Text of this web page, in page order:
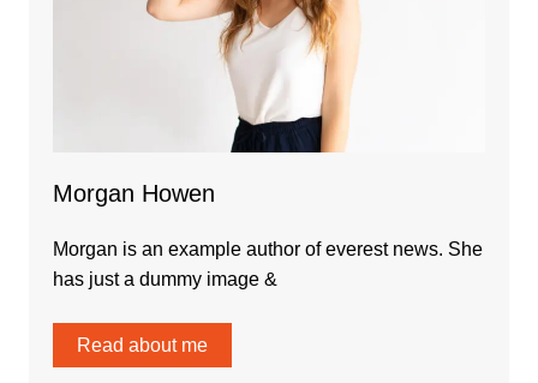
Morgan Howen
Morgan is an example author of everest news. She
has just a dummy image &
Read about me